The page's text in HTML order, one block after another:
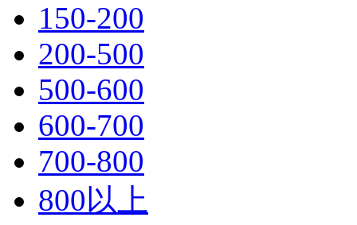
150-200
200-500
500-600
600-700
700-800
800以上